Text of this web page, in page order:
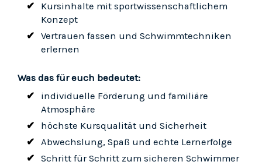
Kursinhalte mit sportwissenschaftlichem
Konzept
Vertrauen fassen und Schwimmtechniken
erlernen
Was das für euch bedeutet:
individuelle Förderung und familiäre
Atmosphäre
höchste Kursqualität und Sicherheit
Abwechslung, Spaß und echte Lernerfolge
Schritt für Schritt zum sicheren Schwimmer